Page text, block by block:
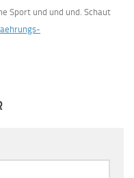
Sport und und und. Schaut